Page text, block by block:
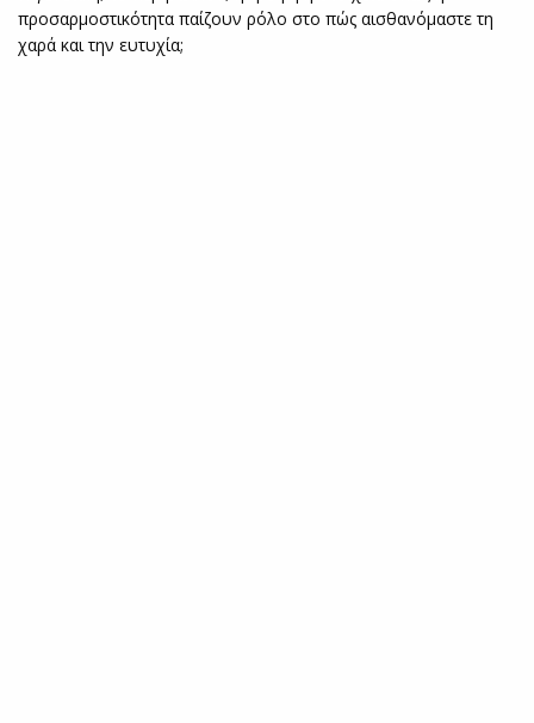
προσαρμοστικότητα παίζουν ρόλο στο πώς αισθανόμαστε τη
χαρά και την ευτυχία;